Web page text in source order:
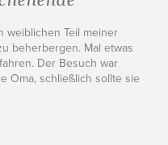
weiblichen Teil meiner
beherbergen. Mal etwas
Der Besuch war
Oma, schließlich sollte sie